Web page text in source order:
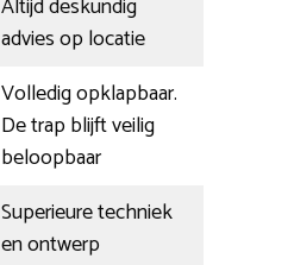
Altijd deskundig
advies op locatie
Volledig opklapbaar.
De trap blijft veilig
beloopbaar
Superieure techniek
en ontwerp